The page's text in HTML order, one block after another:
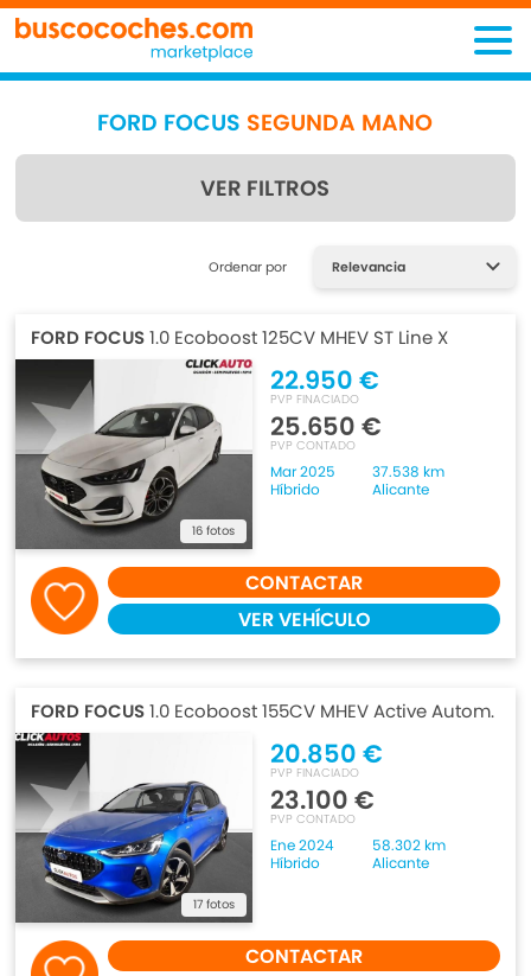
FORD FOCUS SEGUNDA MANO
VER FILTROS
Encuentra lo que estás
Ordenar por
FORD FOCUS1.0 Ecoboost 125CV MHEV ST Line X
16 fotos
22.950 €
PVP FINACIADO
25.650 €
PVP CONTADO
Mar 2025
37.538 km
Híbrido
Alicante
CONTACTAR
VER VEHÍCULO
FORD FOCUS1.0 Ecoboost 155CV MHEV Active Autom.
17 fotos
20.850 €
PVP FINACIADO
23.100 €
PVP CONTADO
Ene 2024
58.302 km
Híbrido
Alicante
CONTACTAR